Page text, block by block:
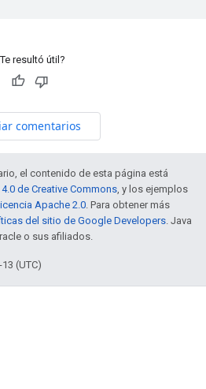
resultó útil?
comentarios
el contenido de esta página está
de Creative Commons , y los ejemplos
Apache 2.0 . Para obtener más
del sitio de Google Developers . Java
o sus afiliados.
(UTC)